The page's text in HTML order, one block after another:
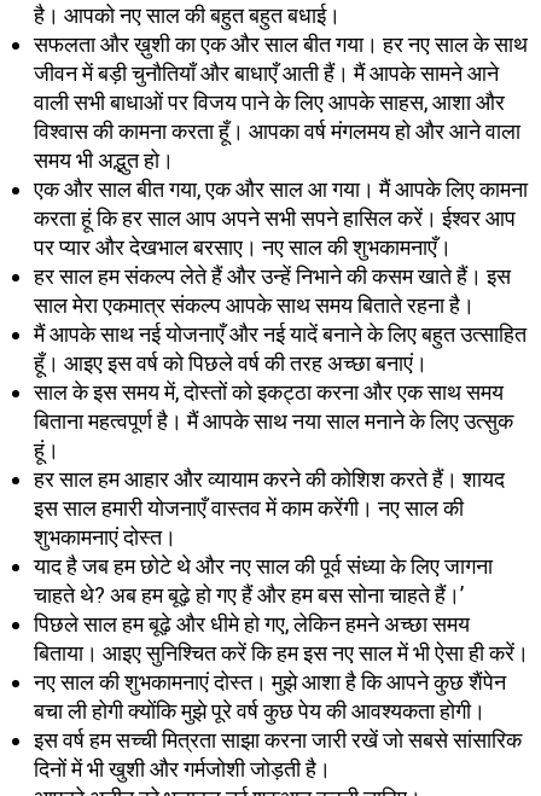
है। आपको नए साल की बहुत बहुत बधाई।
सफलता और ख़ुशी का एक और साल बीत गया। हर नए साल के साथ
जीवन में बड़ी चुनौतियाँ और बाधाएँ आती हैं। मैं आपके सामने आने
वाली सभी बाधाओं पर विजय पाने के लिए आपके साहस, आशा और
विश्वास की कामना करता हूँ। आपका वर्ष मंगलमय हो और आने वाला
समय भी अद्भुत हो।
एक और साल बीत गया, एक और साल आ गया। मैं आपके लिए कामना
करता हूं कि हर साल आप अपने सभी सपने हासिल करें। ईश्वर आप
पर प्यार और देखभाल बरसाए। नए साल की शुभकामनाएँ।
हर साल हम संकल्प लेते हैं और उन्हें निभाने की कसम खाते हैं। इस
साल मेरा एकमात्र संकल्प आपके साथ समय बिताते रहना है।
मैं आपके साथ नई योजनाएँ और नई यादें बनाने के लिए बहुत उत्साहित
हूँ। आइए इस वर्ष को पिछले वर्ष की तरह अच्छा बनाएं।
साल के इस समय में, दोस्तों को इकट्ठा करना और एक साथ समय
बिताना महत्वपूर्ण है। मैं आपके साथ नया साल मनाने के लिए उत्सुक
हूं।
हर साल हम आहार और व्यायाम करने की कोशिश करते हैं। शायद
इस साल हमारी योजनाएँ वास्तव में काम करेंगी। नए साल की
शुभकामनाएं दोस्त।
याद है जब हम छोटे थे और नए साल की पूर्व संध्या के लिए जागना
चाहते थे? अब हम बूढ़े हो गए हैं और हम बस सोना चाहते हैं।’
पिछले साल हम बूढ़े और धीमे हो गए, लेकिन हमने अच्छा समय
बिताया। आइए सुनिश्चित करें कि हम इस नए साल में भी ऐसा ही करें।
नए साल की शुभकामनाएं दोस्त। मुझे आशा है कि आपने कुछ शैंपेन
बचा ली होगी क्योंकि मुझे पूरे वर्ष कुछ पेय की आवश्यकता होगी।
इस वर्ष हम सच्ची मित्रता साझा करना जारी रखें जो सबसे सांसारिक
दिनों में भी खुशी और गर्मजोशी जोड़ती है।